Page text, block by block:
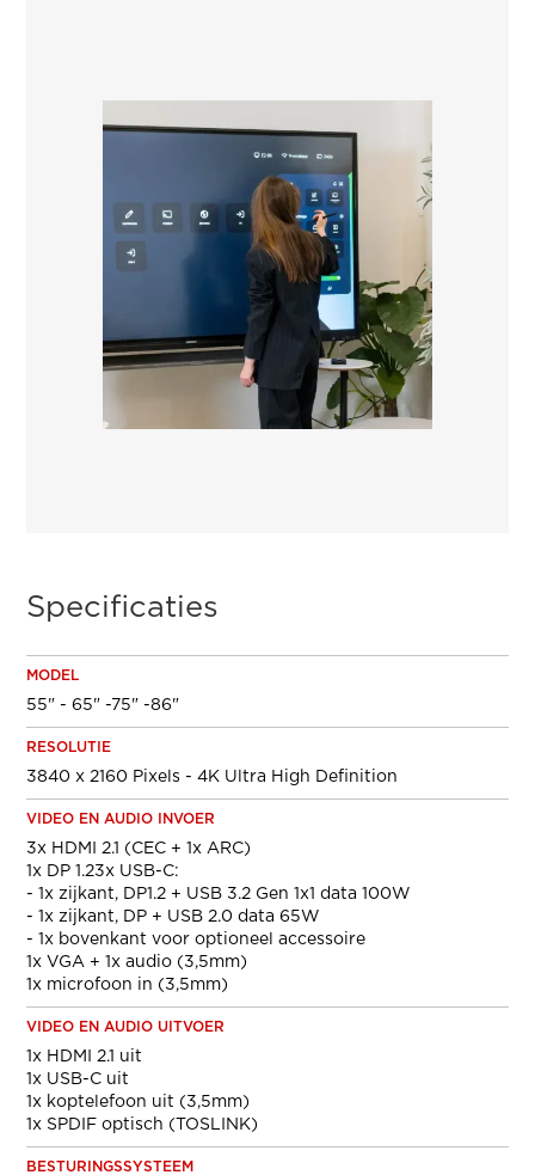
Specificaties
MODEL
55" - 65" -75" -86"
RESOLUTIE
3840 x 2160 Pixels - 4K Ultra High Definition
VIDEO EN AUDIO INVOER
3x HDMI 2.1 (CEC + 1x ARC)
1x DP 1.23x USB-C:
- 1x zijkant, DP1.2 + USB 3.2 Gen 1x1 data 100W
- 1x zijkant, DP + USB 2.0 data 65W
- 1x bovenkant voor optioneel accessoire
1x VGA + 1x audio (3,5mm)
1x microfoon in (3,5mm)
VIDEO EN AUDIO UITVOER
1x HDMI 2.1 uit
1x USB-C uit
1x koptelefoon uit (3,5mm)
1x SPDIF optisch (TOSLINK)
BESTURINGSSYSTEEM